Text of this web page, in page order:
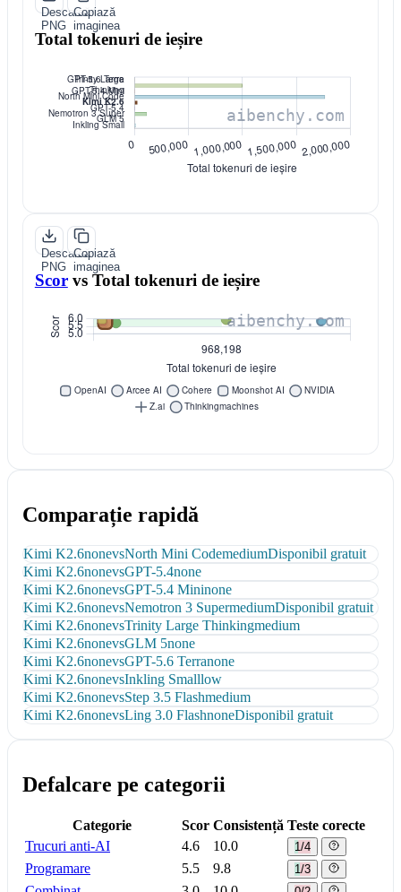
Descarcă
PNG
Copiază
imaginea
Total tokenuri de ieșire
Descarcă
PNG
Copiază
imaginea
Scor vsTotal tokenuri de ieșire
Comparație rapidă
Kimi K2.6nonevsNorth Mini CodemediumDisponibil gratuit
Kimi K2.6nonevsGPT-5.4none
Kimi K2.6nonevsGPT-5.4 Mininone
Kimi K2.6nonevsNemotron 3 SupermediumDisponibil gratuit
Kimi K2.6nonevsTrinity Large Thinkingmedium
Kimi K2.6nonevsGLM 5none
Kimi K2.6nonevsGPT-5.6 Terranone
Kimi K2.6nonevsInkling Smalllow
Kimi K2.6nonevsStep 3.5 Flashmedium
Kimi K2.6nonevsLing 3.0 FlashnoneDisponibil gratuit
Defalcare pe categorii
Categorie Scor Consistență Teste corecte
Trucuri anti-AI
4.6 10.0 1/4
Programare 5.5 9.8 1/3